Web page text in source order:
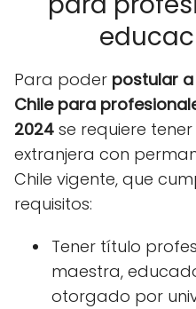
Para poder postular
Chile para
2024 se requiere
extranjera con
Chile vigente, que
requisitos:
Tener título
maestra,
otorgado por